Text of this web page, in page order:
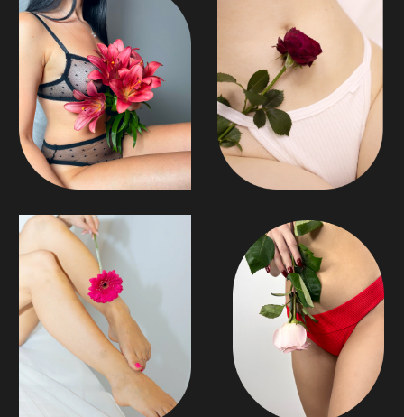
УЮТ И КОМФОРТ В КАЖДОМ
МОМЕНТЕ
Мы заботимся о вашем удобстве с первой
минуты. В нашей студии вас встретит
дружелюбный персонал, предложит чашечку
чая или кофе, а ожидание будет
сопровождаться ненавязчивой атмосферой
спокойствия. Каждый клиент чувствует себя
особенным, ведь мы создаём комфортные
условия для каждого этапа процедуры — будь
то уход за кожей, эпиляция или шугаринг.